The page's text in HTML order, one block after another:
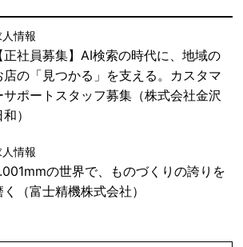
人情報
【正社員募集】AI検索の時代に、地域の
店の「見つかる」を支える。カスタマ
サポートスタッフ募集（株式会社金沢
）
人情報
の世界で、ものづくりの誇りを
く（富士精機株式会社）